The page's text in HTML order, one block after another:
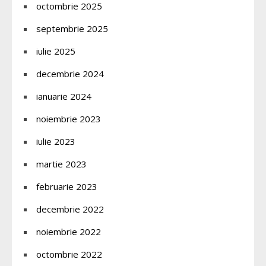
octombrie 2025
septembrie 2025
iulie 2025
decembrie 2024
ianuarie 2024
noiembrie 2023
iulie 2023
martie 2023
februarie 2023
decembrie 2022
noiembrie 2022
octombrie 2022